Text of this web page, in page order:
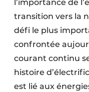
l’importance de
transition vers la
défi le plus
confrontée
courant continu
histoire
est lié aux